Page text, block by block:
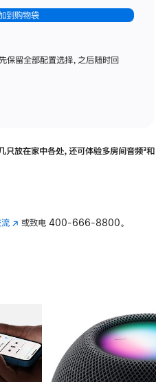
到购物袋
保留全部配置选择，之后随时回
只放在家中各处，还可体验多‍房‍间音频脚
³和
(在 或致电 400-666-8800。
4 图库 图像 5